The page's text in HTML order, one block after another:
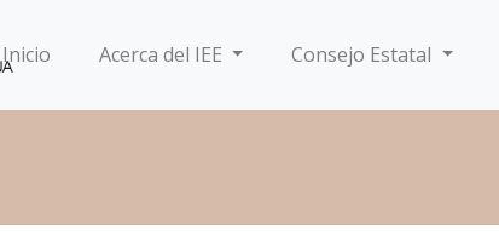
Inicio(current)Acerca del IEE Consejo Estatal